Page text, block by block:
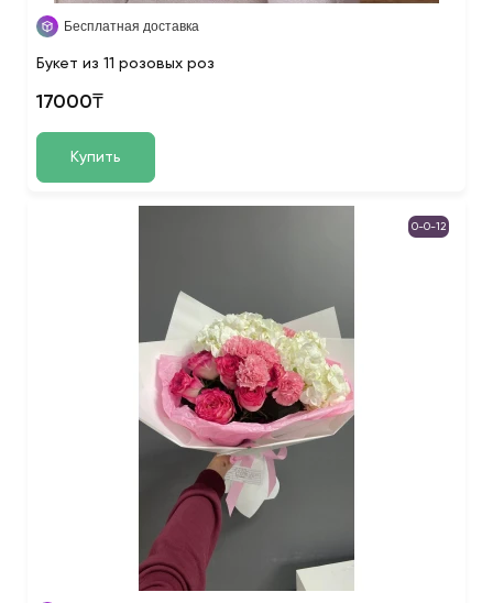
Бесплатная доставка
Букет из 11 розовых роз
17000₸
Купить
0-0-12